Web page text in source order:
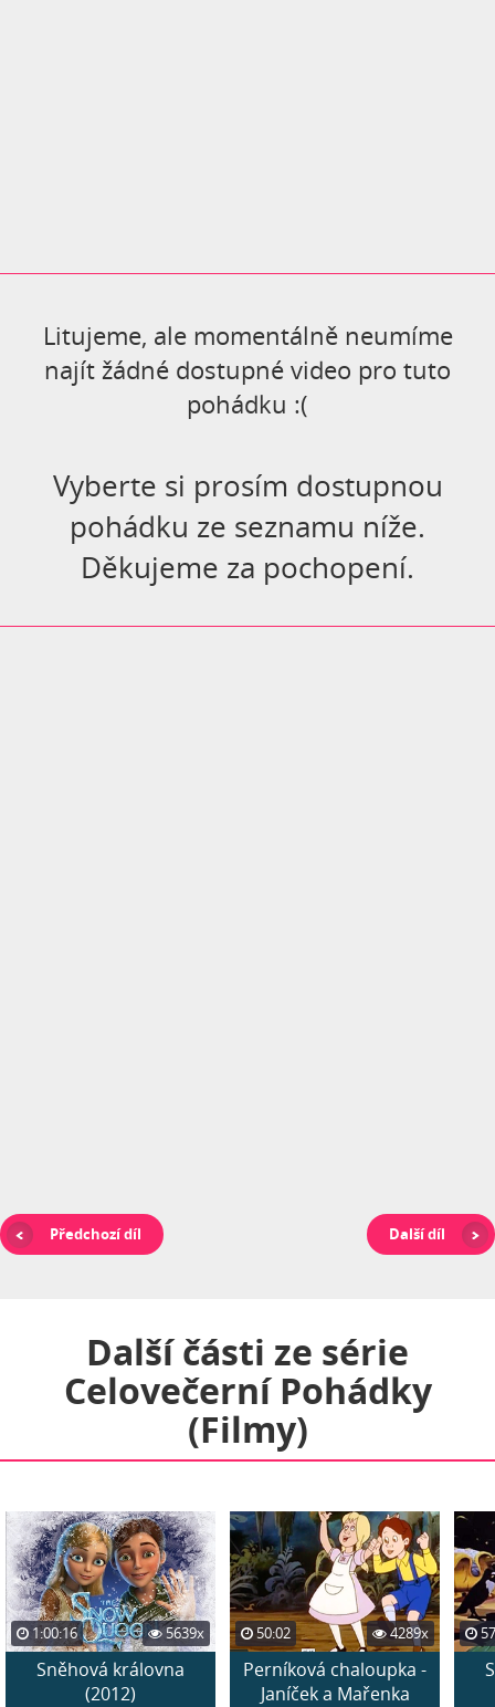
Litujeme, ale momentálně neumíme
najít žádné dostupné video pro tuto
pohádku :(
Vyberte si prosím dostupnou
pohádku ze seznamu níže.
Děkujeme za pochopení.
Předchozí díl Další díl
Další části ze série
Celovečerní Pohádky
(filmy)
1:00:16 5639x
Sněhová královna
(2012)
50:02 4289x
Perníková chaloupka -
Janíček a Mařenka